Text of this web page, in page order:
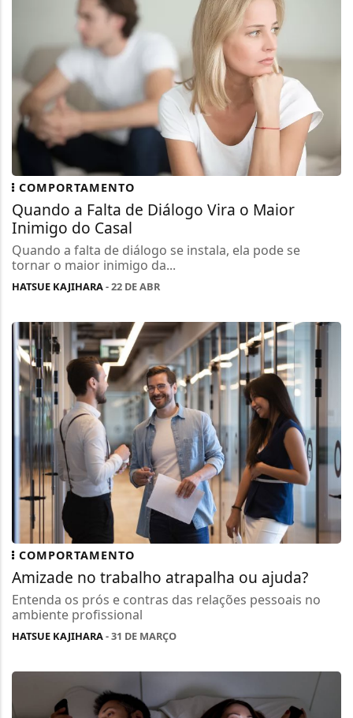
COMPORTAMENTO
Quando a Falta de Diálogo Vira o Maior
Inimigo do Casal
Quando a falta de diálogo se instala, ela pode se
tornar o maior inimigo da...
HATSUE KAJIHARA- 22 DE ABR
COMPORTAMENTO
Amizade no trabalho atrapalha ou ajuda?
Entenda os prós e contras das relações pessoais no
ambiente profissional
HATSUE KAJIHARA- 31 DE MARÇO